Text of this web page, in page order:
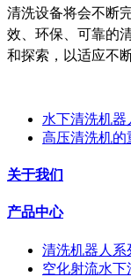
清洗设备将会不断
效、环保、可靠的
和探索，以适应不
水下清洗机
高压清洗机的
关于我们
产品中心
清洗机器人系
空化射流水下